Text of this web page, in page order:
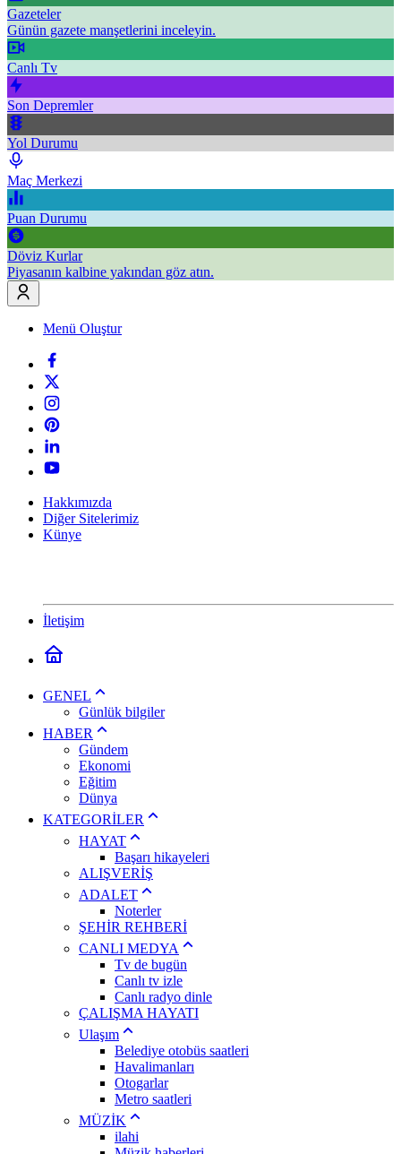
Gazeteler
Günün gazete manşetlerini inceleyin.
Canlı Tv
Son Depremler
Yol Durumu
Maç Merkezi
Puan Durumu
Döviz Kurlar
Piyasanın kalbine yakından göz atın.
Menü Oluştur
Hakkımızda
Diğer Sitelerimiz
Künye
İletişim
GENEL
Günlük bilgiler
HABER
Gündem
Ekonomi
Eğitim
Dünya
KATEGORİLER
HAYAT
Başarı hikayeleri
ALIŞVERİŞ
ADALET
Noterler
ŞEHİR REHBERİ
CANLI MEDYA
Tv de bugün
Canlı tv izle
Canlı radyo dinle
ÇALIŞMA HAYATI
Ulaşım
Belediye otobüs saatleri
Havalimanları
Otogarlar
Metro saatleri
MÜZİK
ilahi